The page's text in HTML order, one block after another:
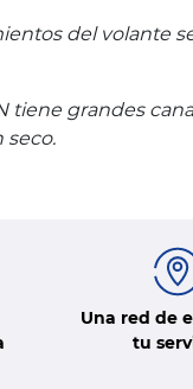
del volante
grandes
seco.
Una red de
tu